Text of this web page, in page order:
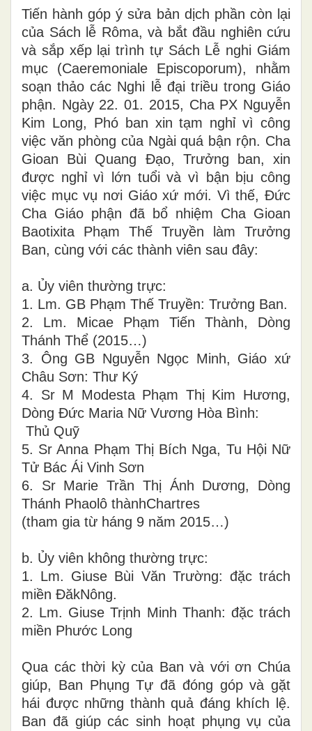
Tiến hành góp ý sửa bản dịch phần còn lại
của Sách lễ Rôma, và bắt đầu nghiên cứu
và sắp xếp lại trình tự Sách Lễ nghi Giám
mục (Caeremoniale Episcoporum), nhằm
soạn thảo các Nghi lễ đại triều trong Giáo
phận. Ngày 22. 01. 2015, Cha PX Nguyễn
Kim Long, Phó ban xin tạm nghỉ vì công
việc văn phòng của Ngài quá bận rộn. Cha
Gioan Bùi Quang Đạo, Trưởng ban, xin
được nghỉ vì lớn tuổi và vì bận bịu công
việc mục vụ nơi Giáo xứ mới. Vì thế, Đức
Cha Giáo phận đã bổ nhiệm Cha Gioan
Baotixita Phạm Thế Truyền làm Trưởng
Ban, cùng với các thành viên sau đây:
a. Ủy viên thường trực:
1. Lm. GB Phạm Thế Truyền: Trưởng Ban.
2. Lm. Micae Phạm Tiến Thành, Dòng
Thánh Thể (2015…)
3. Ông GB Nguyễn Ngọc Minh, Giáo xứ
Châu Sơn: Thư Ký
4. Sr M Modesta Phạm Thị Kim Hương,
Dòng Đức Maria Nữ Vương Hòa Bình:
Thủ Quỹ
5. Sr Anna Phạm Thị Bích Nga, Tu Hội Nữ
Tử Bác Ái Vinh Sơn
6. Sr Marie Trần Thị Ánh Dương, Dòng
Thánh Phaolô thànhChartres
(tham gia từ háng 9 năm 2015…)
b. Ủy viên không thường trực:
1. Lm. Giuse Bùi Văn Trường: đặc trách
miền ĐăkNông.
2. Lm. Giuse Trịnh Minh Thanh: đặc trách
miền Phước Long
Qua các thời kỳ của Ban và với ơn Chúa
giúp, Ban Phụng Tự đã đóng góp và gặt
hái được những thành quả đáng khích lệ.
Ban đã giúp các sinh hoạt phụng vụ của